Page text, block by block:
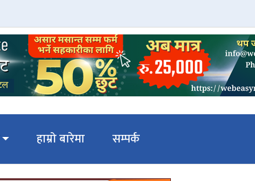
हाम्रो बारेमा सम्पर्क